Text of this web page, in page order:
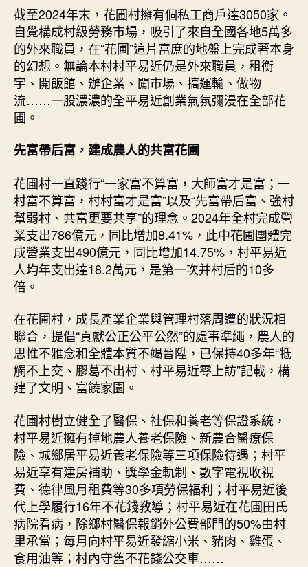
截至2024年末，花圃村擁有個私工商戶達3050家。
自覺構成村級勞務市場，吸引了來自全國各地5萬多
的外來職員，在“花圃”這片富庶的地盤上完成著本身
的幻想。無論本村村平易近仍是外來職員，租衡
宇、開飯館、辦企業、闖市場、搞運輸、做物
流……一股濃濃的全平易近創業氣氛彌漫在全部花
圃。
先富帶后富，建成農人的共富花圃
花圃村一直踐行“一家富不算富，大師富才是富；一
村富不算富，村村富才是富”以及“先富帶后富、強村
幫弱村、共富更要共享”的理念。2024年全村完成營
業支出786億元，同比增加8.41%，此中花圃團體完
成營業支出490億元，同比增加14.75%，村平易近
人均年支出達18.2萬元，是第一次并村后的10多
倍。
在花圃村，成長產業企業與管理村落周遭的狀況相
聯合，提倡“貢獻公正公平公然”的處事準繩，農人的
思惟不雅念和全體本質不竭晉陞，已保持40多年“牴
觸不上交、膠葛不出村、村平易近零上訪”記載，構
建了文明、富饒家園。
花圃村樹立健全了醫保、社保和養老等保證系統，
村平易近擁有掉地農人養老保險、新農合醫療保
險、城鄉居平易近養老保險等三項保險待遇；村平
易近享有建房補助、獎學金軌制、數字電視收視
費、德律風月租費等30多項勞保福利；村平易近後
代上學履行16年不花錢教導；村平易近在花圃田氏
病院看病，除鄉村醫保報銷外公費部門的50%由村
里承當；每月向村平易近發縮小米、豬肉、雞蛋、
食用油等；村內守舊不花錢公交車……